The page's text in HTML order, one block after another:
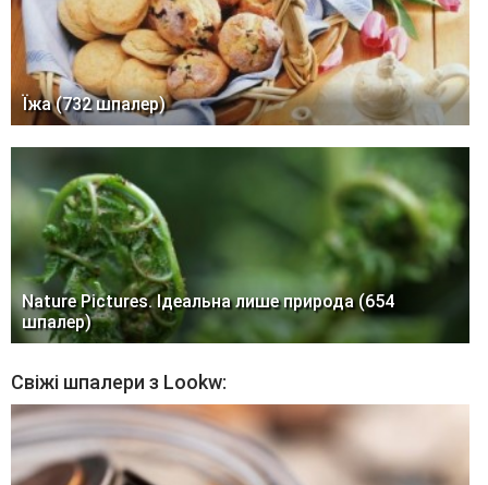
Їжа (732 шпалер)
Nature Pictures. Ідеальна лише природа (654
шпалер)
Свіжі шпалери з Lookw: